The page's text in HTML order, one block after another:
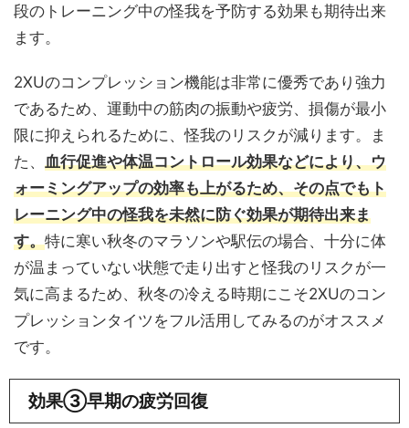
段のトレーニング中の怪我を予防する効果も期待出来
ます。
2XUのコンプレッション機能は非常に優秀であり強力
であるため、運動中の筋肉の振動や疲労、損傷が最小
限に抑えられるために、怪我のリスクが減ります。ま
た、 血行促進や体温コントロール効果などにより、ウ
ォーミングアップの効率も上がるため、その点でもト
レーニング中の怪我を未然に防ぐ効果が期待出来ま
す。特に寒い秋冬のマラソンや駅伝の場合、十分に体
が温まっていない状態で走り出すと怪我のリスクが一
気に高まるため、秋冬の冷える時期にこそ2XUのコン
プレッションタイツをフル活用してみるのがオススメ
です。
効果③早期の疲労回復